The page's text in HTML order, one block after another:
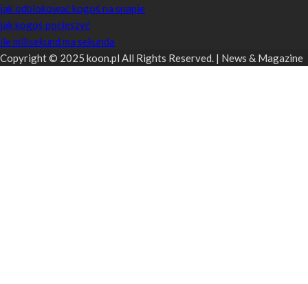
jak odblokować kogoś na snapie
jak kogoś pocieszyć
ile milisekund ma sekunda
Copyright © 2025 koon.pl All Rights Reserved. | News & Magazine